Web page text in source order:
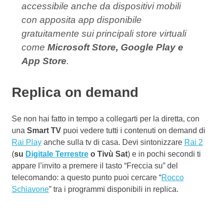
accessibile anche da dispositivi mobili
con apposita app disponibile
gratuitamente sui principali store virtuali
come Microsoft Store, Google Play e
App Store.
Replica on demand
Se non hai fatto in tempo a collegarti per la diretta, con
una Smart TV puoi vedere tutti i contenuti on demand di
Rai Play anche sulla tv di casa. Devi sintonizzare Rai 2
(su Digitale Terrestre o Tivù Sat) e in pochi secondi ti
appare l’invito a premere il tasto “Freccia su” del
telecomando: a questo punto puoi cercare “Rocco
Schiavone” tra i programmi disponibili in replica.